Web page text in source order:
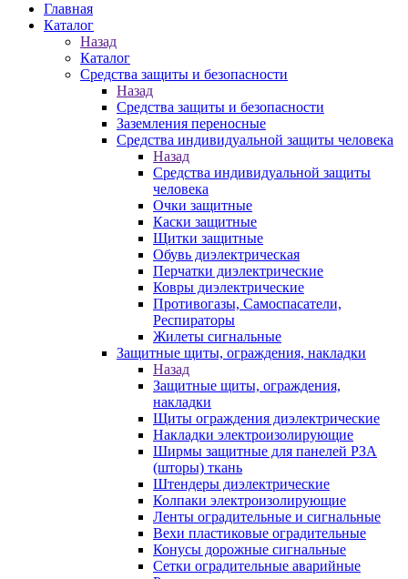
Главная
Каталог
Назад
Каталог
Средства защиты и безопасности
Назад
Средства защиты и безопасности
Заземления переносные
Средства индивидуальной защиты человека
Назад
Средства индивидуальной защиты
человека
Очки защитные
Каски защитные
Щитки защитные
Обувь диэлектрическая
Перчатки диэлектрические
Ковры диэлектрические
Противогазы, Самоспасатели,
Респираторы
Жилеты сигнальные
Защитные щиты, ограждения, накладки
Назад
Защитные щиты, ограждения,
накладки
Щиты ограждения диэлектрические
Накладки электроизолирующие
Ширмы защитные для панелей РЗА
(шторы) ткань
Штендеры диэлектрические
Колпаки электроизолирующие
Ленты оградительные и сигнальные
Вехи пластиковые оградительные
Конусы дорожные сигнальные
Сетки оградительные аварийные